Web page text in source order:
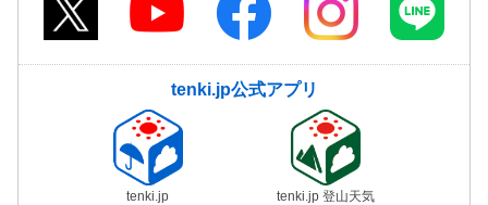
tenki.jp公式アプリ
tenki.jp tenki.jp 登山天気